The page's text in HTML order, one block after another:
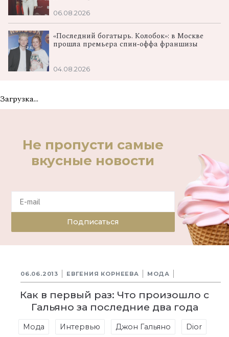
06.08.2026
«Последний богатырь. Колобок»: в Москве
прошла премьера спин‑оффа франшизы
04.08.2026
Загрузка...
Не пропусти самые
вкусные новости
Подписаться
06.06.2013 ЕВГЕНИЯ КОРНЕЕВА МОДА
Как в первый раз: Что произошло с
Гальяно за последние два года
Мода Интервью Джон Гальяно Dior